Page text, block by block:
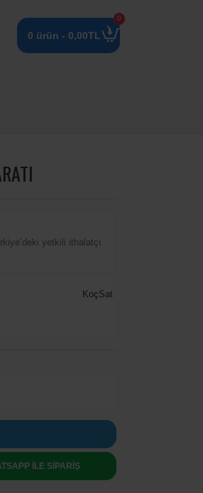
0 ürün - 0,00TL
0
yetkili ithalatçı
KoçSat
ILE SIPARIŞ